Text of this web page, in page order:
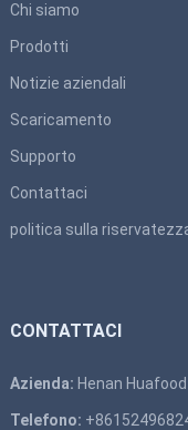
Chi siamo
Prodotti
Notizie aziendali
Scaricamento
Supporto
Contattaci
politica sulla
CONTATTACI
Azienda: Henan
Telefono: